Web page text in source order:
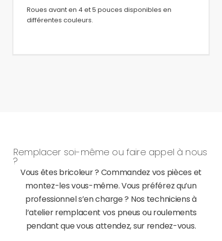
Roues avant en 4 et 5 pouces disponibles en
différentes couleurs.
Remplacer soi-même ou faire appel à nous
?
Vous êtes bricoleur ? Commandez vos pièces et
montez-les vous-même. Vous préférez qu’un
professionnel s’en charge ? Nos techniciens à
l’atelier remplacent vos pneus ou roulements
pendant que vous attendez, sur rendez-vous.